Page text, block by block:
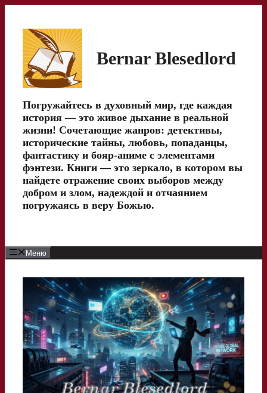
содержимому
Bernar Blesedlord
Погружайтесь в духовный мир, где каждая
история — это живое дыхание в реальной
жизни! Сочетающие жанров: детективы,
исторические тайны, любовь, попаданцы,
фантастику и бояр-аниме с элементами
фэнтези. Книги — это зеркало, в котором вы
найдете отражение своих выборов между
добром и злом, надеждой и отчаянием
погружаясь в веру Божью.
Меню